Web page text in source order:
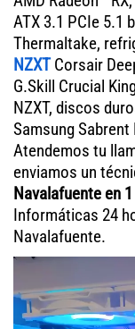
ATX 3.1 PCIe 5.1
Thermaltake,
NZXTCorsair
G.Skill Crucial
NZXT, discos
Samsung Sabrent
Atendemos tu
enviamos un
Navalafuente en
Informáticas 24
Navalafuente.